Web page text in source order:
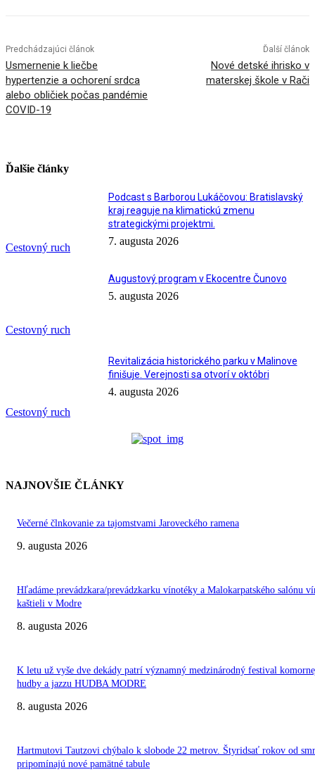
Predchádzajúci článok
Usmernenie k liečbe
hypertenzie a ochorení srdca
alebo obličiek počas pandémie
COVID-19
Ďalší článok
Nové detské ihrisko v
materskej škole v Rači
Ďalšie články
Cestovný ruch
Podcast s Barborou Lukáčovou: Bratislavský
kraj reaguje na klimatickú zmenu
strategickými projektmi.
7. augusta 2026
Cestovný ruch
Augustový program v Ekocentre Čunovo
5. augusta 2026
Cestovný ruch
Revitalizácia historického parku v Malinove
finišuje. Verejnosti sa otvorí v októbri
4. augusta 2026
NAJNOVŠIE ČLÁNKY
Večerné člnkovanie za tajomstvami Jaroveckého ramena
9. augusta 2026
Hľadáme prevádzkara/prevádzkarku vínotéky a Malokarpatského salónu
kaštieli v Modre
8. augusta 2026
K letu už vyše dve dekády patrí významný medzinárodný festival
hudby a jazzu HUDBA MODRE
8. augusta 2026
Hartmutovi Tautzovi chýbalo k slobode 22 metrov. Štyridsať rokov od
pripomínajú nové pamätné tabule